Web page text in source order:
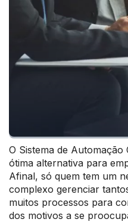
O Sistema de
ótima alternativa para
Afinal, só quem tem um
complexo gerenciar
muitos processos para
dos motivos a se